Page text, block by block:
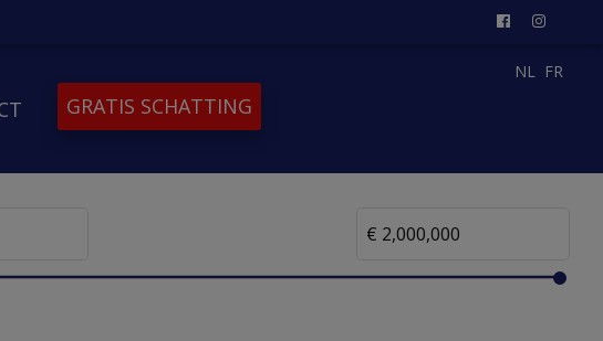
GRATIS SCHATTING
NL FR